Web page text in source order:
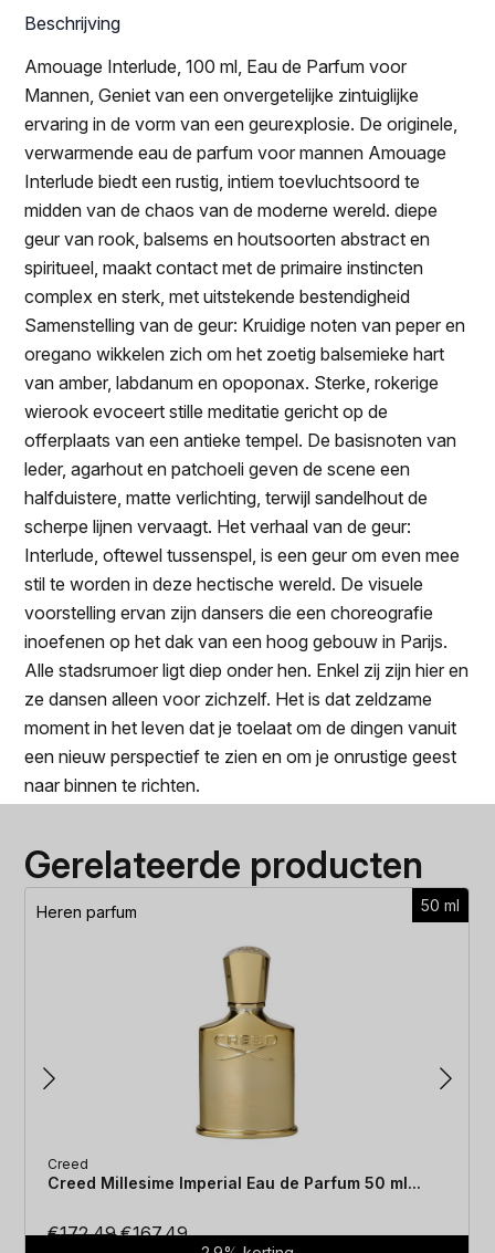
Beschrijving
Amouage Interlude, 100 ml, Eau de Parfum voor
Mannen, Geniet van een onvergetelijke zintuiglijke
ervaring in de vorm van een geurexplosie. De originele,
verwarmende eau de parfum voor mannen Amouage
Interlude biedt een rustig, intiem toevluchtsoord te
midden van de chaos van de moderne wereld. diepe
geur van rook, balsems en houtsoorten abstract en
spiritueel, maakt contact met de primaire instincten
complex en sterk, met uitstekende bestendigheid
Samenstelling van de geur: Kruidige noten van peper en
oregano wikkelen zich om het zoetig balsemieke hart
van amber, labdanum en opoponax. Sterke, rokerige
wierook evoceert stille meditatie gericht op de
offerplaats van een antieke tempel. De basisnoten van
leder, agarhout en patchoeli geven de scene een
halfduistere, matte verlichting, terwijl sandelhout de
scherpe lijnen vervaagt. Het verhaal van de geur:
Interlude, oftewel tussenspel, is een geur om even mee
stil te worden in deze hectische wereld. De visuele
voorstelling ervan zijn dansers die een choreografie
inoefenen op het dak van een hoog gebouw in Parijs.
Alle stadsrumoer ligt diep onder hen. Enkel zij zijn hier en
ze dansen alleen voor zichzelf. Het is dat zeldzame
moment in het leven dat je toelaat om de dingen vanuit
een nieuw perspectief te zien en om je onrustige geest
naar binnen te richten.
Gerelateerde producten
50 ml
Heren parfum
Creed
Creed Millesime Imperial Eau de Parfum 50 ml...
€172.49Oorspronkelijke
€167.49Huidige